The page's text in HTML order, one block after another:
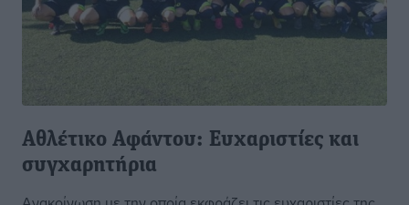
Αθλέτικο Αφάντου: Ευχαριστίες και
συγχαρητήρια